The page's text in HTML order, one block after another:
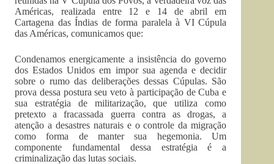
Américas, realizada entre 12 e 14 de abril em
Cartagena das Índias de forma paralela à VI Cúpula
das Américas, comunicamos que:
Condenamos energicamente a insistência do governo
dos Estados Unidos em impor sua agenda e decidir
sobre o rumo das deliberações dessas Cúpulas. São
prova dessa postura seu veto à participação de Cuba e
sua estratégia de militarização, que utiliza como
pretexto a fracassada guerra contra as drogas, a
atenção a desastres naturais e o controle da migração
como forma de manter sua hegemonia. Um
componente fundamental dessa estratégia é a
criminalização das lutas sociais.